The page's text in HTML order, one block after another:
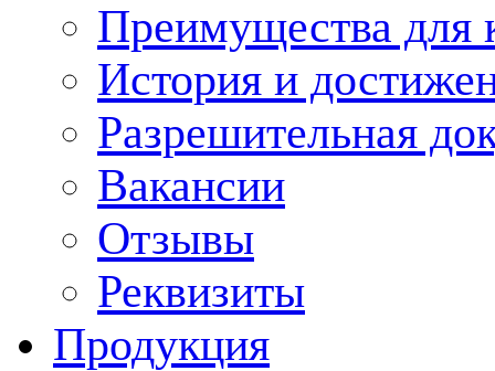
Преимущества для
История и
Разрешительная
Вакансии
Отзывы
Реквизиты
Продукция